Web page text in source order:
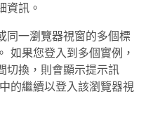
資訊。
同一瀏覽器視窗的多個標
如果您登入到多個實例，
切換，則會顯示提示訊
的繼續以登入該瀏覽器視